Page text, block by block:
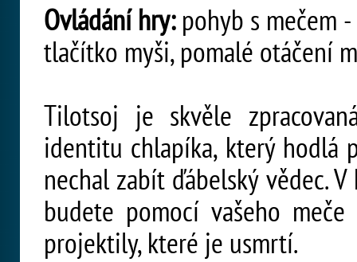
Ovládání hry:pohyb s mečem -
tlačítko myši, pomalé otáčení
Tilotsoj je skvěle
identitu chlapíka, který hodlá
nechal zabít ďábelský vědec.
budete pomocí vašeho
projektily, které je usmrtí.